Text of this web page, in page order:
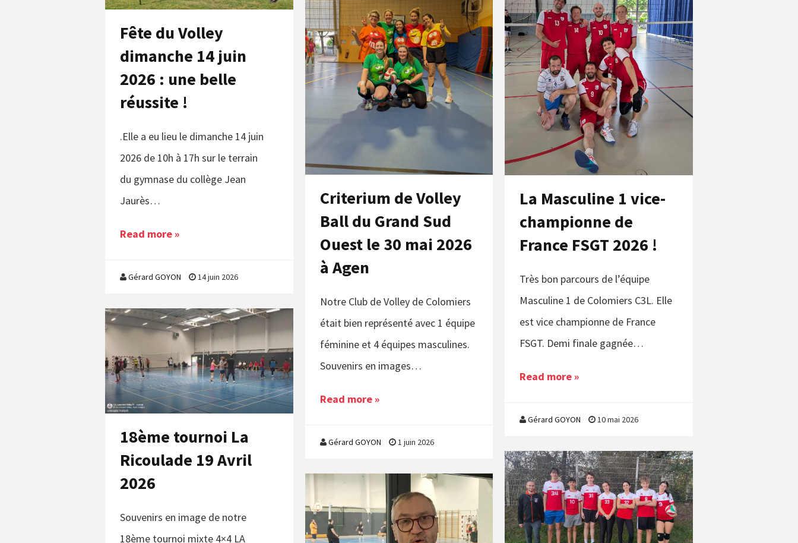
Fête du Volley
dimanche 14 juin
2026 : une belle
réussite !
.Elle a eu lieu le dimanche 14 juin
2026 de 10h à 17h sur le terrain
du gymnase du collège Jean
Jaurès…
Read more »
Gérard GOYON 14 juin 2026
Criterium de Volley
Ball du Grand Sud
Ouest le 30 mai 2026
à Agen
Notre Club de Volley de Colomiers
était bien représenté avec 1 équipe
féminine et 4 équipes masculines.
Souvenirs en images…
Read more »
Gérard GOYON 1 juin 2026
La Masculine 1 vice-
championne de
France FSGT 2026 !
Très bon parcours de l’équipe
Masculine 1 de Colomiers C3L. Elle
est vice championne de France
FSGT. Demi finale gagnée…
Read more »
Gérard GOYON 10 mai 2026
18ème tournoi La
Ricoulade 19 Avril
2026
Souvenirs en image de notre
18ème tournoi mixte 4×4 LA